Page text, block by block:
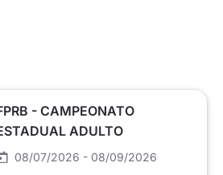
- CAMPEONATO
ADULTO
SÉRIE PRATA
08/07/2026 - 08/09/2026